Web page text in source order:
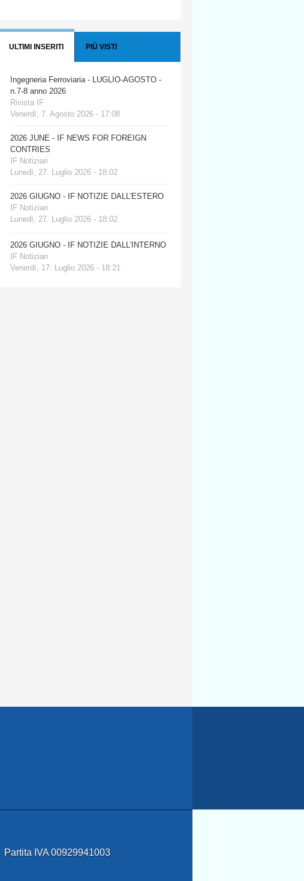
ULTIMI INSERITI PIÙ VISTI
Ingegneria Ferroviaria - LUGLIO-AGOSTO -
n.7-8 anno 2026
Rivista IF
Venerdì, 7. Agosto 2026 - 17:08
2026 JUNE - IF NEWS FOR FOREIGN
CONTRIES
IF Notiziari
Lunedì, 27. Luglio 2026 - 18:02
2026 GIUGNO - IF NOTIZIE DALL'ESTERO
IF Notiziari
Lunedì, 27. Luglio 2026 - 18:02
2026 GIUGNO - IF NOTIZIE DALL'INTERNO
IF Notiziari
Venerdì, 17. Luglio 2026 - 18:21
Partita IVA 00929941003